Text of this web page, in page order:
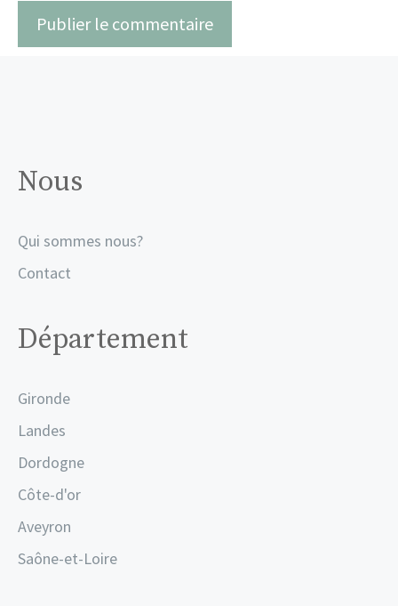
Nous
Qui sommes nous?
Contact
Département
Gironde
Landes
Dordogne
Côte-d'or
Aveyron
Saône-et-Loire